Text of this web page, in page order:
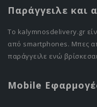
Παράγγειλε και
Το kalymnosdelivery.gr
από smartphones. Μπες
παράγγειλε ενώ
Mobile